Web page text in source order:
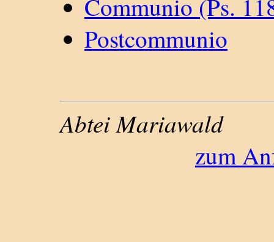
Communio (Ps.
Postcommunio
Abtei Mariawald
zum